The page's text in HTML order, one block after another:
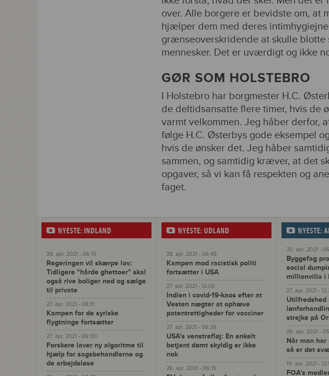
over. Alle borgere er bevidste om, at
hjælper dem med deres
grænseoverskridende at skulle blotte
mennesker. Det er uværdigt og ikke
GØR SOM HOLSTEBRO
I Holstebro har borgmester H.C.
de deltidsansatte flere timer, hvis de
varmt velkommen. Jeg håber derfor,
følge H.C. Østerbys gode eksempel
hvis de ønsker det. Jeg håber
sammen, og samtidig kræver, at det
opgaver, så vi kan få respekten og
faget.
NYESTE: INDLAND
29. apr. 2021 - 06:15
Regeringen vil skærpe lov:
Tidligere "hårde ghettoer" skal
også rive boliger ned og sælge
til private
27. apr. 2021 - 08:31
Kampen for de syriske
flygtninge fortsætter
27. apr. 2021 - 06:00
Forskere laver ny algoritme til
hjælp for sagsbehandlerne og
de arbejdsløse
NYESTE: UDLAND
28. apr. 2021 - 06:45
Kampen mod racistisk politi
fortsætter i USA
27. apr. 2021 - 12:06
Indien i covid-19-kaos efter at
Vesten nægter at ophæve
patentrettigheder for vacciner
27. apr. 2021 - 06:39
USA's venstrefløj: En enkelt
betjent dømt skyldig er ikke
nok
26. apr. 2021 - 06:15
NYESTE:
30. apr. 2021 -
Byggefag
social
millionvilla i
27. apr. 2021 -
Utilfredshed
strejke på
26. apr. 2021 -
Når man
så er det
19. apr. 2021 -
FOA's